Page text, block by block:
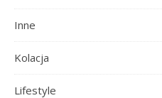
Inne
Kolacja
Lifestyle